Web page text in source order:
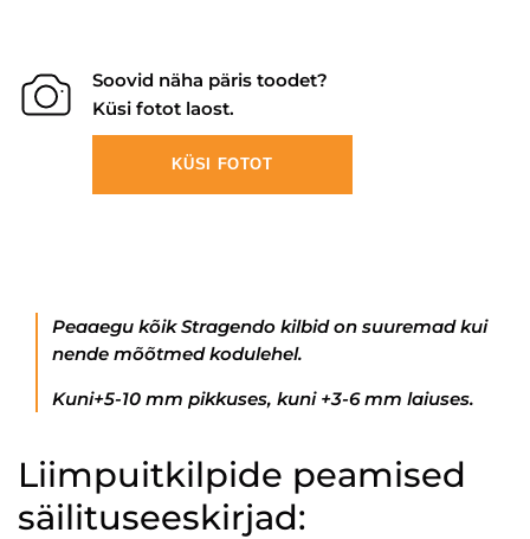
Soovid näha päris toodet?
Küsi fotot laost.
KÜSI FOTOT
Peaaegu kõik Stragendo kilbid on suuremad kui
nende mõõtmed kodulehel.
Kuni+5-10 mm pikkuses, kuni +3-6 mm laiuses.
Liimpuitkilpide peamised
säilituseeskirjad: